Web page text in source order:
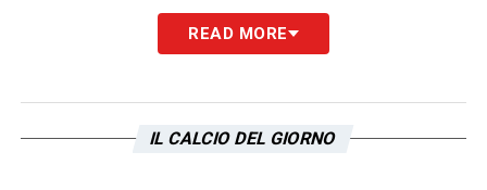
tutti e alla fine abbiamo perso un
fuoriclasse. Uno dirà che il migliore è
giorno triste perché abbiamo perso una
READ MORE
IL CALCIO DEL GIORNO